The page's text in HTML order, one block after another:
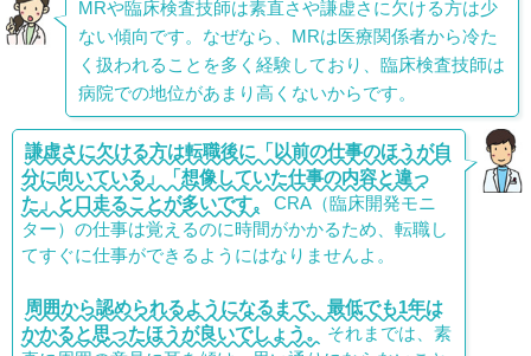
MRや臨床検査技師は素直さや謙虚さに欠ける方は少
ない傾向です。なぜなら、MRは医療関係者から冷た
く扱われることを多く経験しており、臨床検査技師は
病院での地位があまり高くないからです。
謙虚さに欠ける方は転職後に「以前の仕事のほうが自
分に向いている」「想像していた仕事の内容と違っ
た」と口走ることが多いです。
CRA（臨床開発モニ
ター）の仕事は覚えるのに時間がかかるため、転職し
てすぐに仕事ができるようにはなりませんよ。
周囲から認められるようになるまで、最低でも1年は
かかると思ったほうが良いでしょう。
それまでは、素